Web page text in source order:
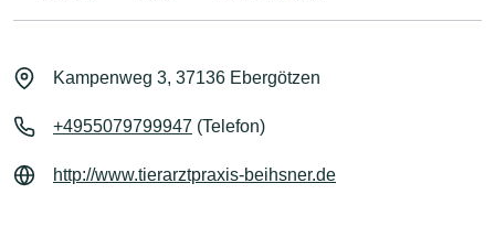
Kampenweg 3, 37136 Ebergötzen
+4955079799947 (Telefon)
http://www.tierarztpraxis-beihsner.de